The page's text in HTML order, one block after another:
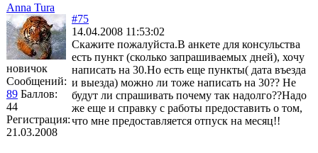
Anna Tura
новичок
Сообщений:
89 Баллов:
44
Регистрация:
21.03.2008
#75
14.04.2008 11:53:02
Скажите пожалуйста.В анкете для консульства
есть пункт (сколько запрашиваемых дней), хочу
написать на 30.Но есть еще пункты( дата въезда
и выезда) можно ли тоже написать на 30?? Не
будут ли спрашивать почему так надолго??Надо
же еще и справку с работы предоставить о том,
что мне предоставляется отпуск на месяц!!